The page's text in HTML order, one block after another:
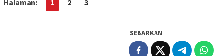
Halaman: 1 2 3
SEBARKAN